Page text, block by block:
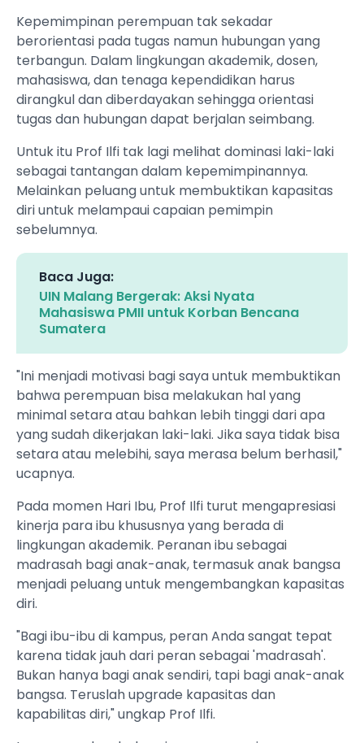
Kepemimpinan perempuan tak sekadar
berorientasi pada tugas namun hubungan yang
terbangun. Dalam lingkungan akademik, dosen,
mahasiswa, dan tenaga kependidikan harus
dirangkul dan diberdayakan sehingga orientasi
tugas dan hubungan dapat berjalan seimbang.
Untuk itu Prof Ilfi tak lagi melihat dominasi laki-laki
sebagai tantangan dalam kepemimpinannya.
Melainkan peluang untuk membuktikan kapasitas
diri untuk melampaui capaian pemimpin
sebelumnya.
Baca Juga:
UIN Malang Bergerak: Aksi Nyata
Mahasiswa PMII untuk Korban Bencana
Sumatera
"Ini menjadi motivasi bagi saya untuk membuktikan
bahwa perempuan bisa melakukan hal yang
minimal setara atau bahkan lebih tinggi dari apa
yang sudah dikerjakan laki-laki. Jika saya tidak bisa
setara atau melebihi, saya merasa belum berhasil,"
ucapnya.
Pada momen Hari Ibu, Prof Ilfi turut mengapresiasi
kinerja para ibu khususnya yang berada di
lingkungan akademik. Peranan ibu sebagai
madrasah bagi anak-anak, termasuk anak bangsa
menjadi peluang untuk mengembangkan kapasitas
diri.
"Bagi ibu-ibu di kampus, peran Anda sangat tepat
karena tidak jauh dari peran sebagai 'madrasah'.
Bukan hanya bagi anak sendiri, tapi bagi anak-anak
bangsa. Teruslah upgrade kapasitas dan
kapabilitas diri," ungkap Prof Ilfi.